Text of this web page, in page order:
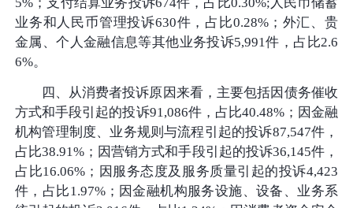
业务和人民币管理投诉630件，占比0.28%；外汇、贵
金属、个人金融信息等其他业务投诉5,991件，占比2.6
6%。
四、从消费者投诉原因来看，主要包括因债务催收
方式和手段引起的投诉91,086件，占比40.48%；因金融
机构管理制度、业务规则与流程引起的投诉87,547件，
占比38.91%；因营销方式和手段引起的投诉36,145件，
占比16.06%；因服务态度及服务质量引起的投诉4,423
件，占比1.97%；因金融机构服务设施、设备、业务系